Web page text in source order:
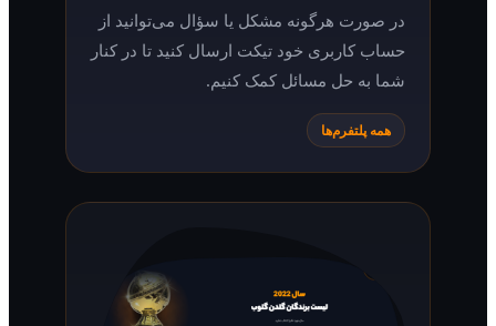
در صورت هرگونه مشکل یا سؤال می‌توانید از
حساب کاربری خود تیکت ارسال کنید تا در کنار
شما به حل مسائل کمک کنیم.
همه پلتفرم‌ها